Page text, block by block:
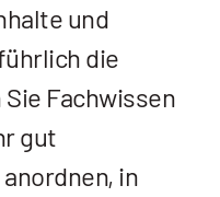
und
die
Fachwissen
gut
in